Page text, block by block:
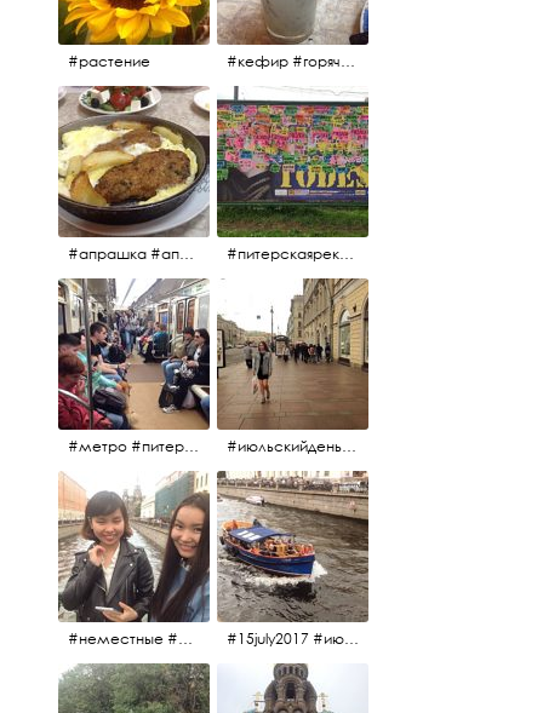
#растение #кефир #горячийкефир #национальноеблюдо #лаваш #вкусно
#апрашка #апраксиндвор #кафенаапрашке #куринаякотлетанасковороде #сковородка #кафедлясвоих #питерскаяреклама #todes #куколки #окраинапитера #фрунзенскийрайон
#метро #питерскоеметро #невскаялиния #июльскийдень2017 #15july2017 #невский
#неместные #июльскийдень2017 #15july2017 #июльскийдень2017 #катерок #bonfire